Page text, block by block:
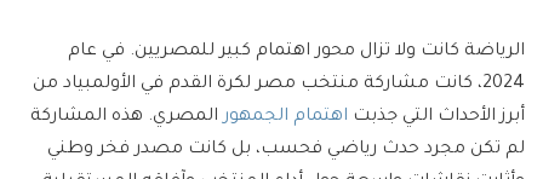
الرياضة كانت ولا تزال محور اهتمام كبير للمصريين. في عام
2024، كانت مشاركة منتخب مصر لكرة القدم في الأولمبياد من
أبرز الأحداث التي جذبت اهتمام الجمهورالمصري. هذه المشاركة
لم تكن مجرد حدث رياضي فحسب، بل كانت مصدر فخر وطني